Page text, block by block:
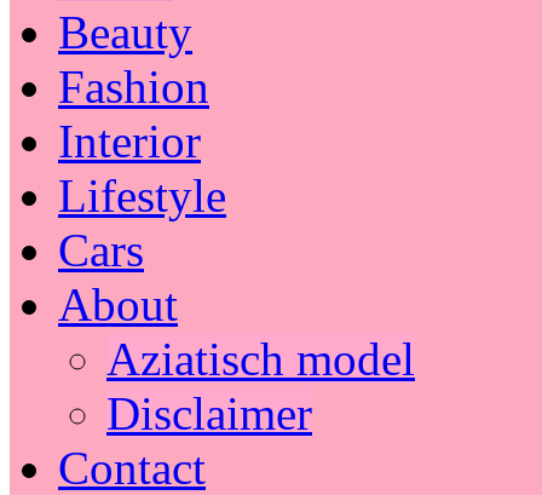
Beauty
Fashion
Interior
Lifestyle
Cars
About
Aziatisch model
Disclaimer
Contact